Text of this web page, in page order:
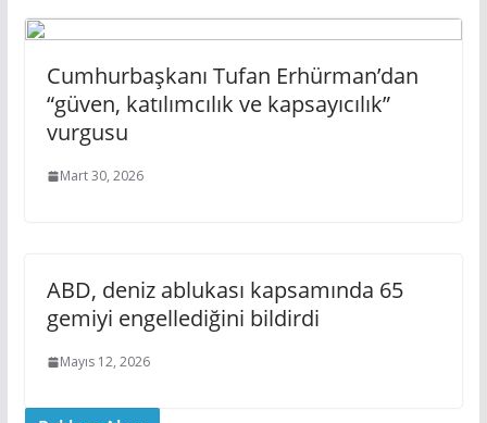
Cumhurbaşkanı Tufan Erhürman’dan
“güven, katılımcılık ve kapsayıcılık”
vurgusu
Mart 30, 2026
ABD, deniz ablukası kapsamında 65
gemiyi engellediğini bildirdi
Mayıs 12, 2026